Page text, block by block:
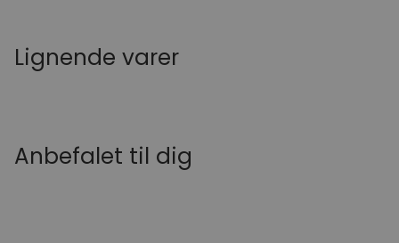
Lignende varer
Anbefalet til dig